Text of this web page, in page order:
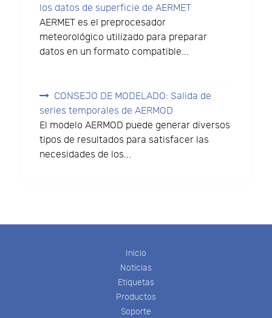
los datos de superficie de AERMET
AERMET es el preprocesador
meteorológico utilizado para preparar
datos en un formato compatible...
CONSEJO DE MODELADO: Salida de
series temporales de AERMOD
El modelo AERMOD puede generar diversos
tipos de resultados para satisfacer las
necesidades de los...
Inicio
Noticias
Etiquetas
Productos
Soporte